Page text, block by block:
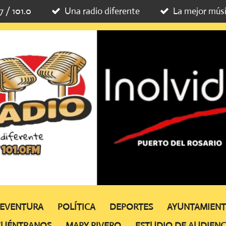
/ 101.0 Una radio diferente La mejor
POLÍTICA DEPORTES